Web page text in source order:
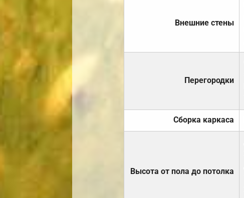
Внешние стены
Перегородки
Сборка каркаса
Высота от пола до потолка